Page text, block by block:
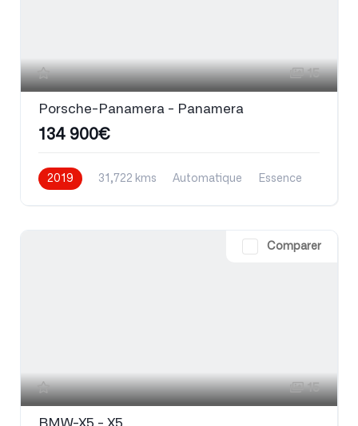
15
Porsche-Panamera - Panamera
134 900€
2019 31,722 kms Automatique Essence
Comparer
15
BMW-X5 - X5